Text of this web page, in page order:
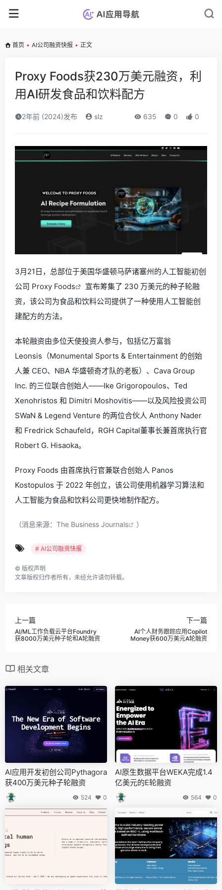
首页 • AI公司融资快报 • 正文
Proxy Foods获230万美元融资，利
用AI研发食品和饮料配方
2年前 (2024)发布 slz 635 0 0
3月21日，总部位于美国华盛顿马萨诸塞州的人工智能初创
公司 Proxy Foods
宣布筹集了 230 万美元的种子轮融
资，该公司为食品和饮料公司提供了一种使用人工智能创
建配方的方法。
本轮融资由多位天使投资人参与，包括亿万富翁
Leonsis（Monumental Sports & Entertainment 的创始
人兼 CEO、NBA 华盛顿奇才队的老板）、Cava Group
Inc. 的三位联合创始人——Ike Grigoropoulos、Ted
Xenohristos 和 Dimitri Moshovitis——以及风险投资公司
SWaN & Legend Venture 的两位合伙人 Anthony Nader
和 Fredrick Schaufeld，RGH Capital董事长兼首席执行官
Robert G. Hisaoka。
Proxy Foods 由首席执行官兼联合创始人 Panos
Kostopulos 于 2022 年创立，该公司使用机器学习算法和
人工智能为食品和饮料公司更快地制作配方。
（消息来源： The Business Journals ）
# AI公司融资快报
© 版权声明
文章版权归作者所有，未经允许请勿转载。
上一篇
AI/ML工作负载云平台Foundry
获8000万美元种子轮和A轮融资
下一篇
AI个人财务跟踪应用Copilot
Money获600万美元A轮融资
相关文章
AI应用开发初创公司Pythagora
获400万美元种子轮融资
524 0
AI原生数据平台WEKA完成1.4
亿美元的E轮融资
564 0